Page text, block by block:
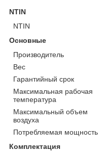
NTIN
NTIN
Основные
Производитель
Вес
Гарантийный срок
Максимальная рабочая
температура
Максимальный объем
воздуха
Потребляемая мощность
Комплектация